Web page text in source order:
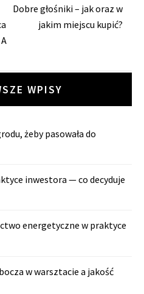
Dobre głośniki – jak oraz w
jakim miejscu kupić?
WPISY
żeby pasowała do
inwestora — co decyduje
energetyczne w praktyce
w warsztacie a jakość